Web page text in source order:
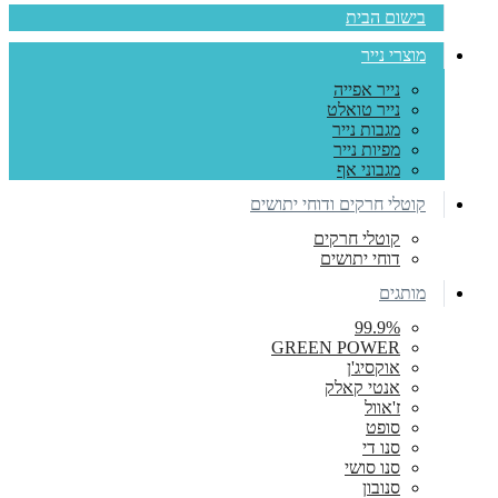
בישום הבית
מוצרי נייר
נייר אפייה
נייר טואלט
מגבות נייר
מפיות נייר
מגבוני אף
קוטלי חרקים ודוחי יתושים
קוטלי חרקים
דוחי יתושים
מותגים
99.9%
GREEN POWER
אוקסיג'ן
אנטי קאלק
ז'אוול
סופט
סנו די
סנו סושי
סנובון